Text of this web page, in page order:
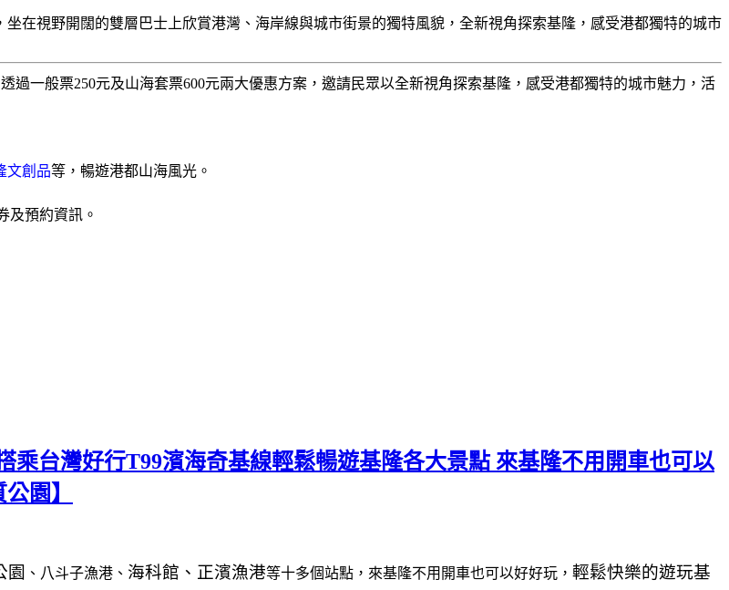
在視野開闊的雙層巴士上欣賞港灣、海岸線與城市街景的獨特風貌，全新視角探索基隆，感受港都獨特的城市
一般票250元及山海套票600元兩大優惠方案，邀請民眾以全新視角探索基隆，感受港都獨特的城市魅力，活
文創品等，暢遊港都山海風光。
及預約資訊。
台灣好行T99濱海奇基線輕鬆暢遊基隆各大景點 來基隆不用開車也可以
園】
園 、八斗子漁港、 海科館、 正濱漁港等十多個站點，來基隆不用開車也可以好好玩， 輕鬆快樂的遊玩基